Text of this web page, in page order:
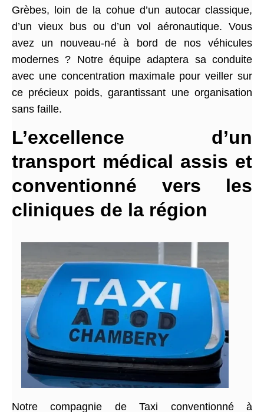
Grèbes, loin de la cohue d’un autocar classique,
d’un vieux bus ou d’un vol aéronautique. Vous
avez un nouveau-né à bord de nos véhicules
modernes ? Notre équipe adaptera sa conduite
avec une concentration maximale pour veiller sur
ce précieux poids, garantissant une organisation
sans faille.
L’excellence d’un
transport médical assis et
conventionné vers les
cliniques de la région
Notre compagnie de Taxi conventionné à